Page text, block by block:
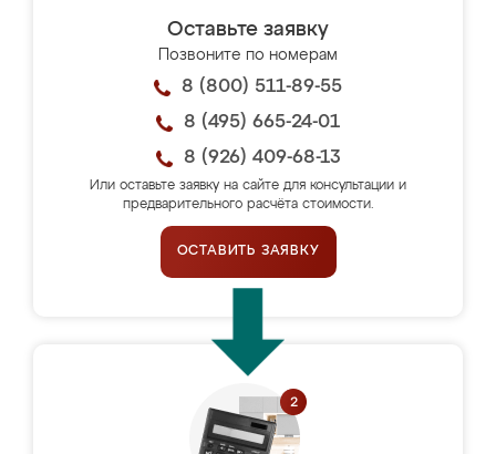
Оставьте заявку
Позвоните по номерам
8 (800) 511-89-55
8 (495) 665-24-01
8 (926) 409-68-13
Или оставьте заявку на сайте для консультации и
предварительного расчёта стоимости.
ОСТАВИТЬ ЗАЯВКУ